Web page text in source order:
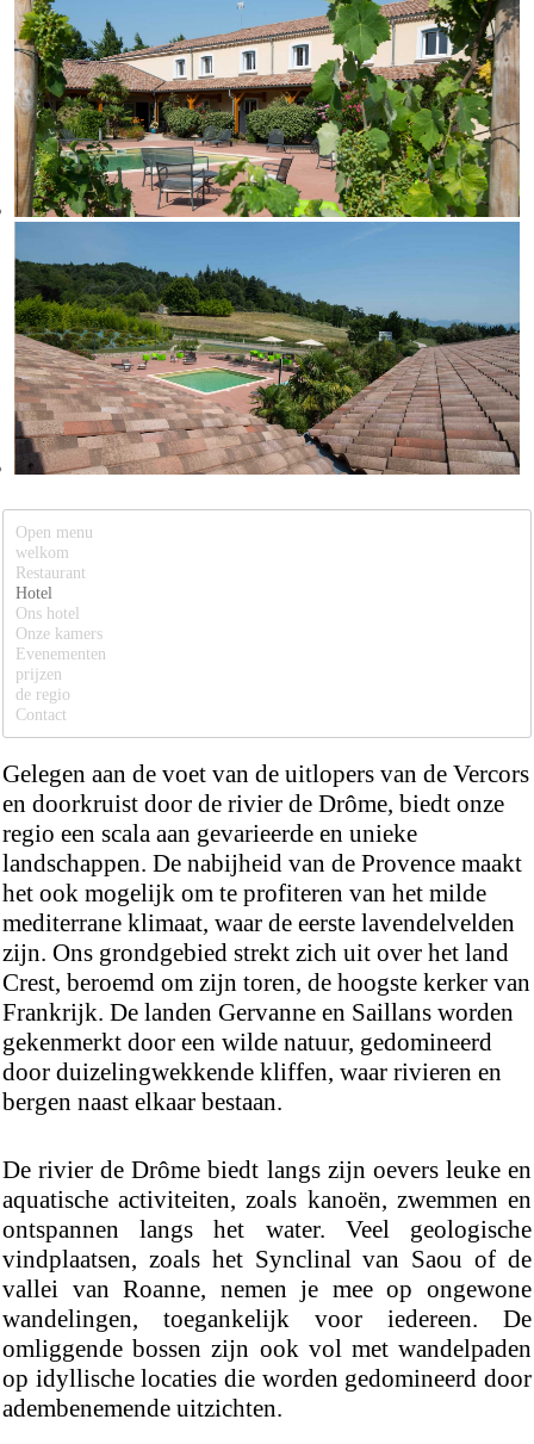
Open menu
welkom
Restaurant
Hotel
Ons hotel
Onze kamers
Evenementen
prijzen
de regio
Contact
Gelegen aan de voet van de uitlopers van de Vercors
en doorkruist door de rivier de Drôme, biedt onze
regio een scala aan gevarieerde en unieke
landschappen. De nabijheid van de Provence maakt
het ook mogelijk om te profiteren van het milde
mediterrane klimaat, waar de eerste lavendelvelden
zijn. Ons grondgebied strekt zich uit over het land
Crest, beroemd om zijn toren, de hoogste kerker van
Frankrijk. De landen Gervanne en Saillans worden
gekenmerkt door een wilde natuur, gedomineerd
door duizelingwekkende kliffen, waar rivieren en
bergen naast elkaar bestaan.
De rivier de Drôme biedt langs zijn oevers leuke en
aquatische activiteiten, zoals kanoën, zwemmen en
ontspannen langs het water. Veel geologische
vindplaatsen, zoals het Synclinal van Saou of de
vallei van Roanne, nemen je mee op ongewone
wandelingen, toegankelijk voor iedereen. De
omliggende bossen zijn ook vol met wandelpaden
op idyllische locaties die worden gedomineerd door
adembenemende uitzichten.